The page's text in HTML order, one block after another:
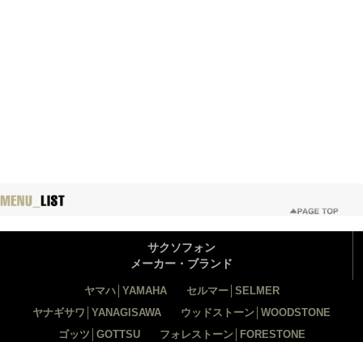
サクソフォン
メーカー・ブランド
ヤマハ│YAMAHA
セルマー│SELMER
ヤナギサワ│YANAGISAWA
ウッドストーン│WOODSTONE
ゴッツ│GOTTSU
フォレストーン│FORESTONE